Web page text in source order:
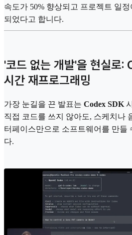
속도가 50% 향상되고 프로젝트 일
되었다고 합니다.
'코드 없는 개발'을 현실로
시간 재프로그래밍
가장 눈길을 끈 발표는 Codex SDK
직접 코드를 쓰지 않아도, 스케치나
터페이스만으로 소프트웨어를 만들
다.